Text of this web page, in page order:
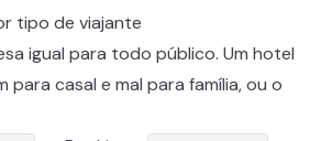
tipo de viajante
igual para todo público. Um hotel
para casal e mal para família, ou o